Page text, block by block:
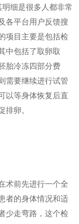
细是很多人都非常
各平台用户反馈搜
项目主要是包括检
中包括了取卵取
胎冷冻四部分费
需要继续进行试管
以等身体恢复后直
排卵。
术前先进行一个全
者的身体情况和适
少走弯路，这个检